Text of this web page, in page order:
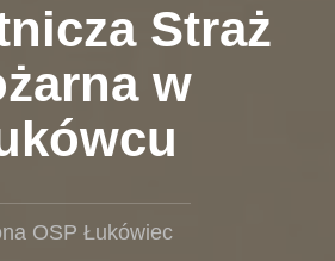
Straż
w
OSP Łukówiec